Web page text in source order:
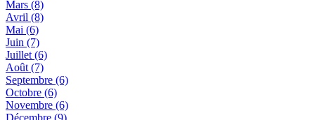
Mars (8)
Avril (8)
Mai (6)
Juin (7)
Juillet (6)
Août (7)
Septembre (6)
Octobre (6)
Novembre (6)
Décembre (9)